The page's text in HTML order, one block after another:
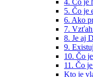
5. Čo je
6. Ako
7.
8. Je aj
9.
10. Čo
11. Čo
Kto je